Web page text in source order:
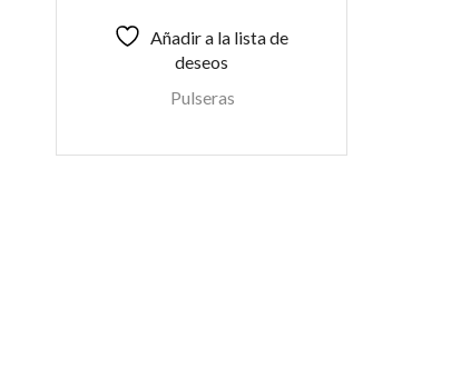
Añadir a la lista de
deseos
Pulseras